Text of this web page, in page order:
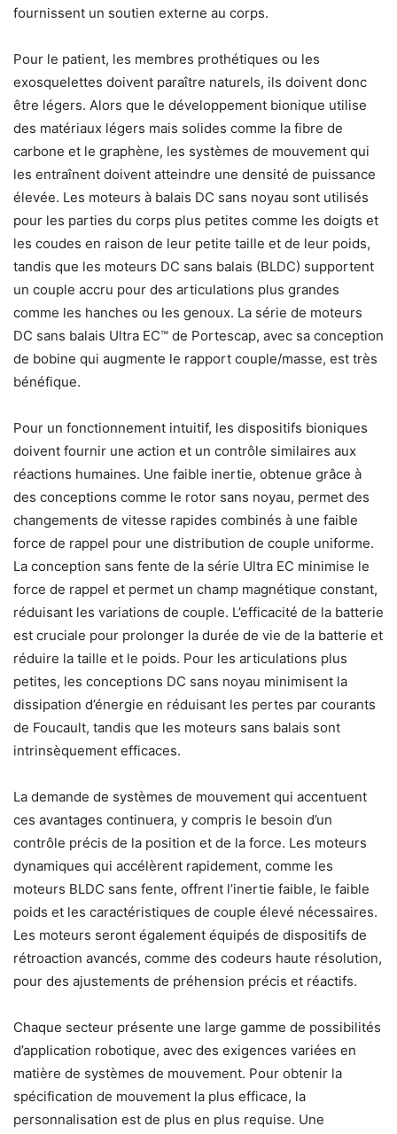
fournissent un soutien externe au corps.
Pour le patient, les membres prothétiques ou les
exosquelettes doivent paraître naturels, ils doivent donc
être légers. Alors que le développement bionique utilise
des matériaux légers mais solides comme la fibre de
carbone et le graphène, les systèmes de mouvement qui
les entraînent doivent atteindre une densité de puissance
élevée. Les moteurs à balais DC sans noyau sont utilisés
pour les parties du corps plus petites comme les doigts et
les coudes en raison de leur petite taille et de leur poids,
tandis que les moteurs DC sans balais (BLDC) supportent
un couple accru pour des articulations plus grandes
comme les hanches ou les genoux. La série de moteurs
DC sans balais Ultra EC™ de Portescap, avec sa conception
de bobine qui augmente le rapport couple/masse, est très
bénéfique.
Pour un fonctionnement intuitif, les dispositifs bioniques
doivent fournir une action et un contrôle similaires aux
réactions humaines. Une faible inertie, obtenue grâce à
des conceptions comme le rotor sans noyau, permet des
changements de vitesse rapides combinés à une faible
force de rappel pour une distribution de couple uniforme.
La conception sans fente de la série Ultra EC minimise le
force de rappel et permet un champ magnétique constant,
réduisant les variations de couple. L’efficacité de la batterie
est cruciale pour prolonger la durée de vie de la batterie et
réduire la taille et le poids. Pour les articulations plus
petites, les conceptions DC sans noyau minimisent la
dissipation d’énergie en réduisant les pertes par courants
de Foucault, tandis que les moteurs sans balais sont
intrinsèquement efficaces.
La demande de systèmes de mouvement qui accentuent
ces avantages continuera, y compris le besoin d’un
contrôle précis de la position et de la force. Les moteurs
dynamiques qui accélèrent rapidement, comme les
moteurs BLDC sans fente, offrent l’inertie faible, le faible
poids et les caractéristiques de couple élevé nécessaires.
Les moteurs seront également équipés de dispositifs de
rétroaction avancés, comme des codeurs haute résolution,
pour des ajustements de préhension précis et réactifs.
Chaque secteur présente une large gamme de possibilités
d’application robotique, avec des exigences variées en
matière de systèmes de mouvement. Pour obtenir la
spécification de mouvement la plus efficace, la
personnalisation est de plus en plus requise. Une